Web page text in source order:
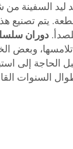
السفينة من
الأسعار بين £10 و£20 لكل
دوران
وبعض
إلى
السنوات